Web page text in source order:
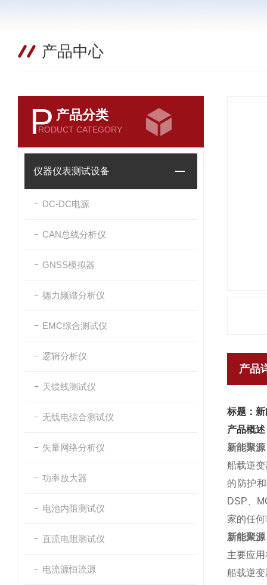
产品中心
P 产品分类
RODUCT CATEGORY
仪器仪表测试设备
DC-DC电源
CAN总线分析仪
GNSS模拟器
德力频谱分析仪
EMC综合测试仪
逻辑分析仪
天馈线测试仪
无线电综合测试仪
矢量网络分析仪
功率放大器
电池内阻测试仪
直流电阻测试仪
电流源恒流源
产品
标题：
产品概述
新能聚
船载逆
的防护
DSP、
家的任
新能聚
主要应
船载逆